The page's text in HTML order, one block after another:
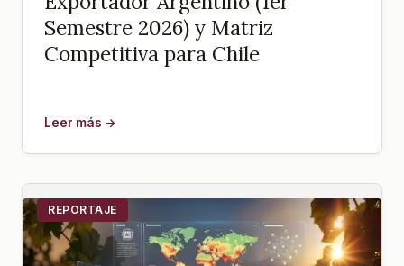
Semestre 2026) y Matriz
Competitiva para Chile
Leer más →
REPORTAJE